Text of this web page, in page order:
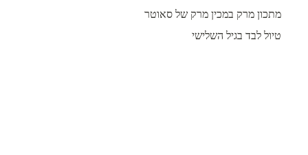
מתכון מרק במכין מרק של סאוטר
טיול לבד בגיל השלישי